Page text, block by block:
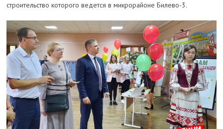
строительство которого ведется в микрорайоне Билево-3.